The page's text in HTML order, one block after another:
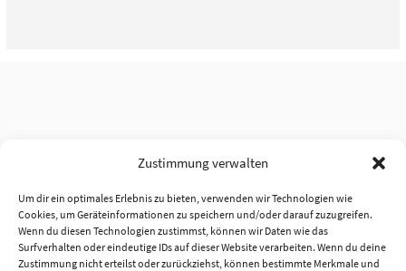
Zustimmung verwalten
Um dir ein optimales Erlebnis zu bieten, verwenden wir Technologien wie
Cookies, um Geräteinformationen zu speichern und/oder darauf zuzugreifen.
Wenn du diesen Technologien zustimmst, können wir Daten wie das
Surfverhalten oder eindeutige IDs auf dieser Website verarbeiten. Wenn du deine
Zustimmung nicht erteilst oder zurückziehst, können bestimmte Merkmale und